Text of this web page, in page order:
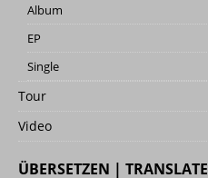
Album
EP
Single
Tour
Video
ÜBERSETZEN | TRANSLATE